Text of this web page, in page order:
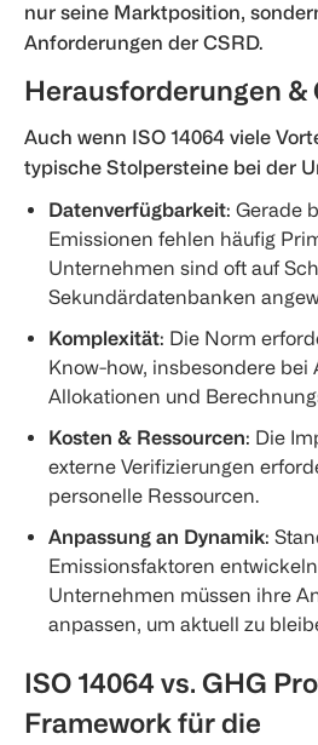
nur seine Marktposition,
Anforderungen der CSRD.
Herausforderungen &
Auch wenn ISO 14064 viele
typische Stolpersteine bei der
Datenverfügbarkeit: Gerade
Emissionen fehlen häufig
Unternehmen sind oft auf
Sekundärdatenbanken
Komplexität: Die Norm
Know-how, insbesondere bei
Allokationen und
Kosten & Ressourcen: Die
externe Verifizierungen
personelle Ressourcen.
Anpassung an Dynamik:
Emissionsfaktoren
Unternehmen müssen ihre
anpassen, um aktuell zu
ISO 14064 vs. GHG
Framework für die